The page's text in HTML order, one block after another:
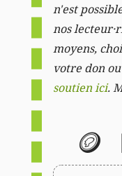
n'est
nos
moyens,
votre don ou
soutien ici.
🪙